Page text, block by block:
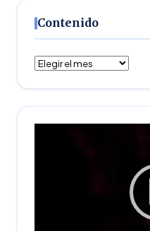
Contenido
Contenido